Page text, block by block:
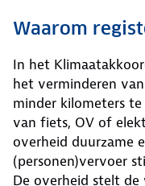
Waarom
In het
het verminderen
minder kilometers
van fiets, OV of
overheid duurzame
(personen)vervoer
De overheid stelt